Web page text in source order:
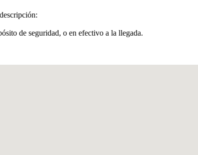
de seguridad, o en efectivo a la llegada.